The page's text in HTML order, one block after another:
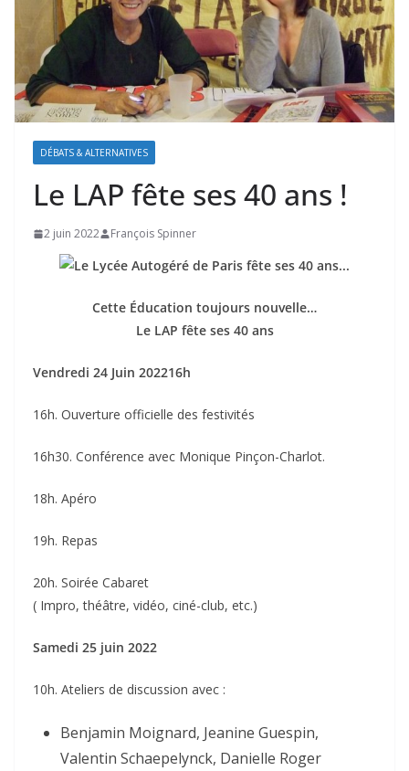
DÉBATS & ALTERNATIVES
Le LAP fête ses 40 ans !
2 juin 2022 François Spinner
Cette Éducation toujours nouvelle…
Le LAP fête ses 40 ans
Vendredi 24 Juin 202216h
16h. Ouverture officielle des festivités
16h30. Conférence avec Monique Pinçon-Charlot.
18h. Apéro
19h. Repas
20h. Soirée Cabaret
( Impro, théâtre, vidéo, ciné-club, etc.)
Samedi 25 juin 2022
10h. Ateliers de discussion avec :
Benjamin Moignard, Jeanine Guespin,
Valentin Schaepelynck, Danielle Roger